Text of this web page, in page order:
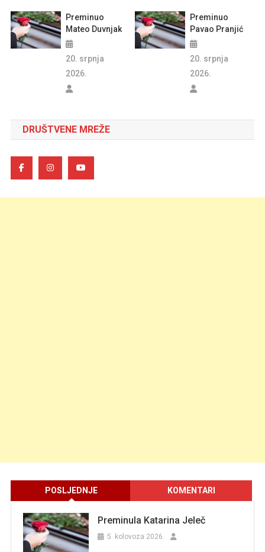
Preminuo
Mateo Duvnjak
20. srpnja
2026.
Preminuo
Pavao Pranjić
20. srpnja
2026.
DRUŠTVENE MREŽE
POSLJEDNJE KOMENTARI
Preminula Katarina Jeleč
5. kolovoza 2026.